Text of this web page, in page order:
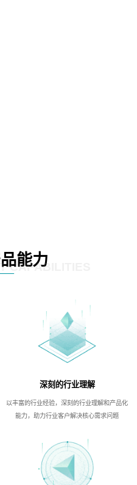
能力
CAPABILITIES
深刻的行业理解
以丰富的行业经验，深刻的行业理解和产品化
能力，助力行业客户解决核心需求问题